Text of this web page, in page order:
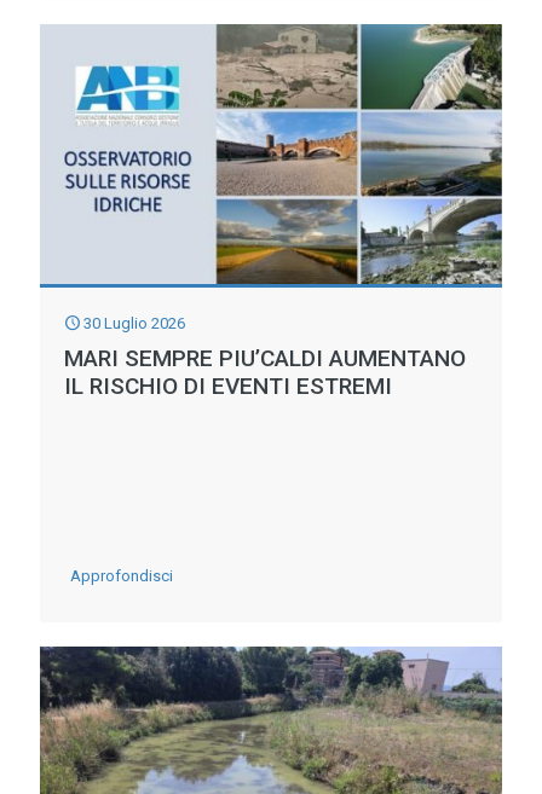
Reno-
Volta
Scirocco
(Ravenna):
ricostruzione
completata
argine
ora
in
30 Luglio 2026
MARI SEMPRE PIU’CALDI AUMENTANO
IL RISCHIO DI EVENTI ESTREMI
Approfondisci-
SEMPRE
PIU’CALDI
AUMENTANO
IL